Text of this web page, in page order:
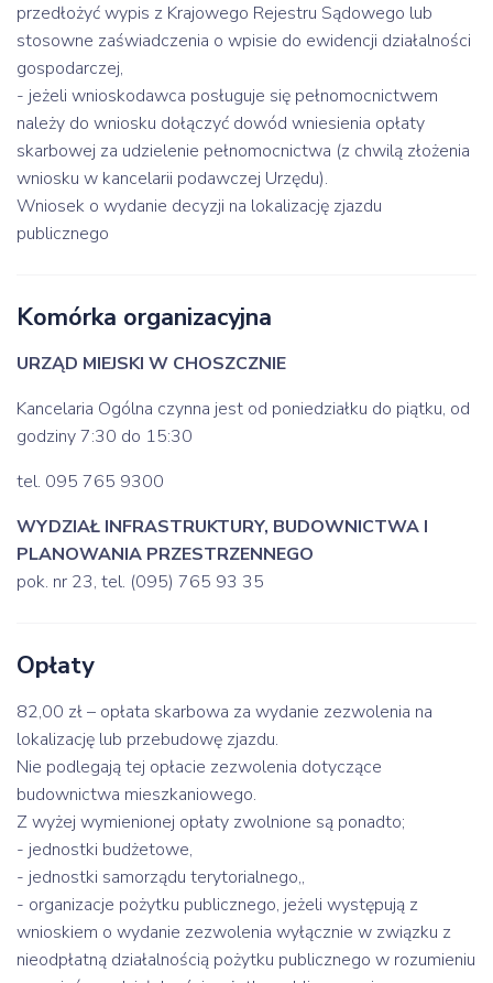
przedłożyć wypis z Krajowego Rejestru Sądowego lub
stosowne zaświadczenia o wpisie do ewidencji działalności
gospodarczej,
- jeżeli wnioskodawca posługuje się pełnomocnictwem
należy do wniosku dołączyć dowód wniesienia opłaty
skarbowej za udzielenie pełnomocnictwa (z chwilą złożenia
wniosku w kancelarii podawczej Urzędu).
Wniosek o wydanie decyzji na lokalizację zjazdu
publicznego
Komórka organizacyjna
URZĄD MIEJSKI W CHOSZCZNIE
Kancelaria Ogólna czynna jest od poniedziałku do piątku, od
godziny 7:30 do 15:30
tel. 095 765 9300
WYDZIAŁ INFRASTRUKTURY, BUDOWNICTWA I
PLANOWANIA PRZESTRZENNEGO
pok. nr 23, tel. (095) 765 93 35
Opłaty
82,00 zł – opłata skarbowa za wydanie zezwolenia na
lokalizację lub przebudowę zjazdu.
Nie podlegają tej opłacie zezwolenia dotyczące
budownictwa mieszkaniowego.
Z wyżej wymienionej opłaty zwolnione są ponadto;
- jednostki budżetowe,
- jednostki samorządu terytorialnego,,
- organizacje pożytku publicznego, jeżeli występują z
wnioskiem o wydanie zezwolenia wyłącznie w związku z
nieodpłatną działalnością pożytku publicznego w rozumieniu